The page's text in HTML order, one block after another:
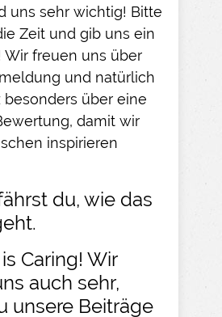
uns sehr wichtig! Bitte
Zeit und gib uns ein
Wir freuen uns über
und natürlich
besonders über eine
damit wir
inspirieren
du, wie das
Caring! Wir
auch sehr,
unsere Beiträge